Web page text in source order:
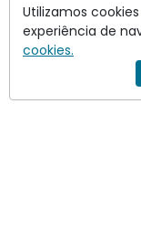
Utilizamos
experiência de
cookies.